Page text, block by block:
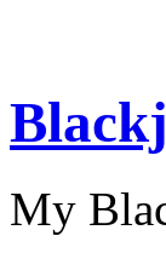
My